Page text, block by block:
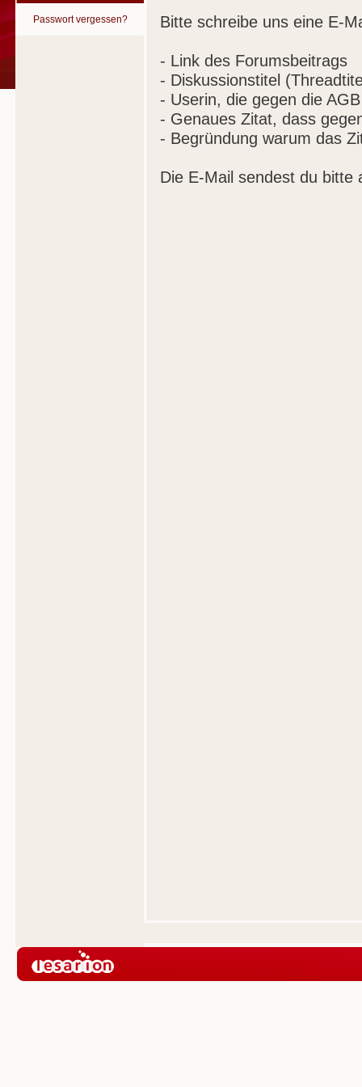
Passwort vergessen? Bitte schreibe uns eine E-
- Link des Forumsbeitrags
- Diskussionstitel
- Userin, die gegen die
- Genaues Zitat, dass
- Begründung warum das
Die E-Mail sendest du bitte